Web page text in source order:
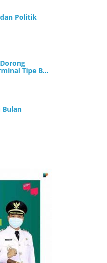
Politik
Tipe B…
Bulan